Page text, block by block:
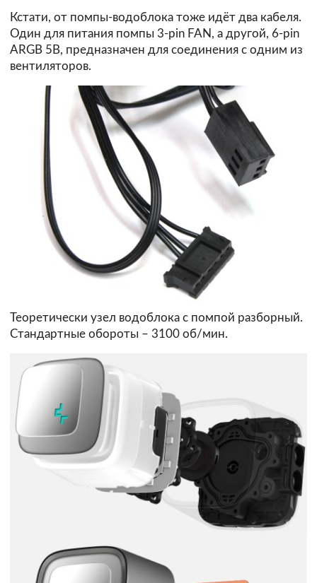
Кстати, от помпы-водоблока тоже идёт два кабеля.
Один для питания помпы 3-pin FAN, а другой, 6-pin
ARGB 5B, предназначен для соединения с одним из
вентиляторов.
Теоретически узел водоблока с помпой разборный.
Стандартные обороты – 3100 об/мин.